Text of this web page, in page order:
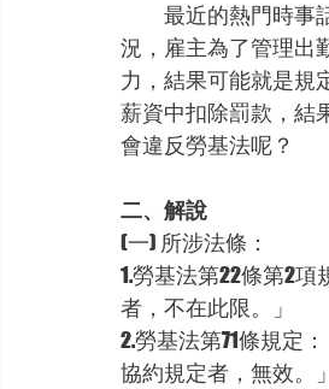
最近的熱門時事話
況，雇主為了管理出
力，結果可能就是規
薪資中扣除罰款，結
會違反勞基法呢？
二、解說
(一) 所涉法條：
1.勞基法第22條第2
者，不在此限。」
2.勞基法第71條規定
協約規定者，無效。」